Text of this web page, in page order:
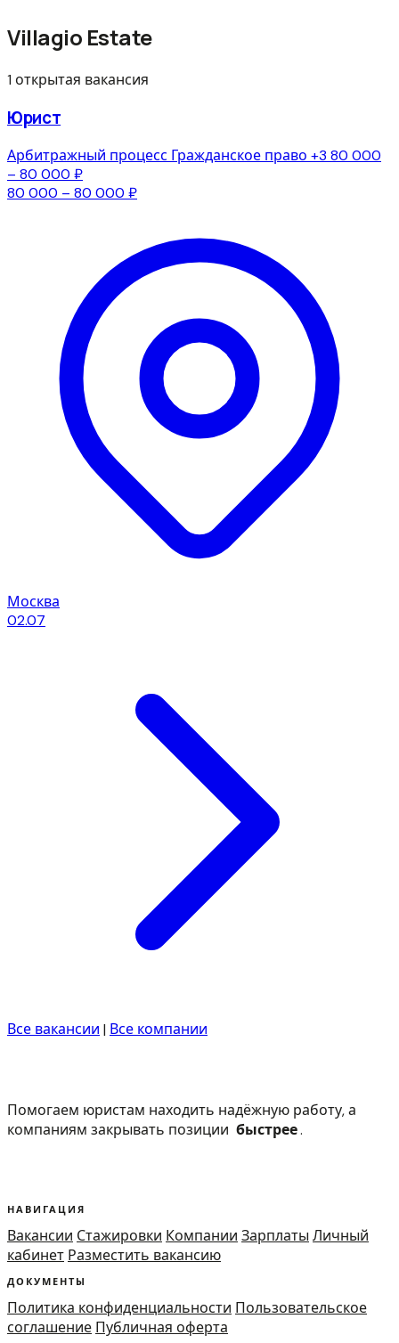
Villagio Estate
1 открытая вакансия
Юрист
Арбитражный процесс Гражданское право +3 80 000
– 80 000 ₽
80 000 – 80 000 ₽
Москва
02.07
Все вакансии | Все компании
Помогаем юристам находить надёжную работу, а
компаниям закрывать позиции быстрее.
НАВИГАЦИЯ
Вакансии Стажировки Компании Зарплаты Личный
кабинет Разместить вакансию
ДОКУМЕНТЫ
Политика конфиденциальности Пользовательское
соглашение Публичная оферта